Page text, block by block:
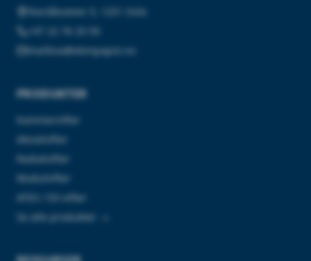
Nordåsveien 5, 1251 Oslo
+47 22 76 33 50
mailbox@ebmpapst.no
PRODUKTER
Kammervifter
Aksialvifter
Radialvifter
Modulvifter
ATEX / EX-vifter
Se alle produkter →